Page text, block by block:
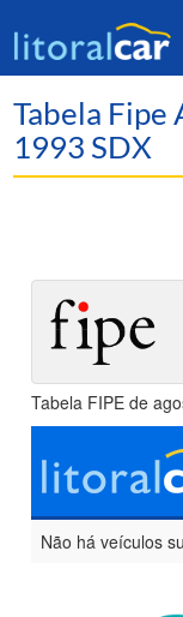
Tabela Fipe
1993 SDX
Tabela FIPE de
Não há veículos